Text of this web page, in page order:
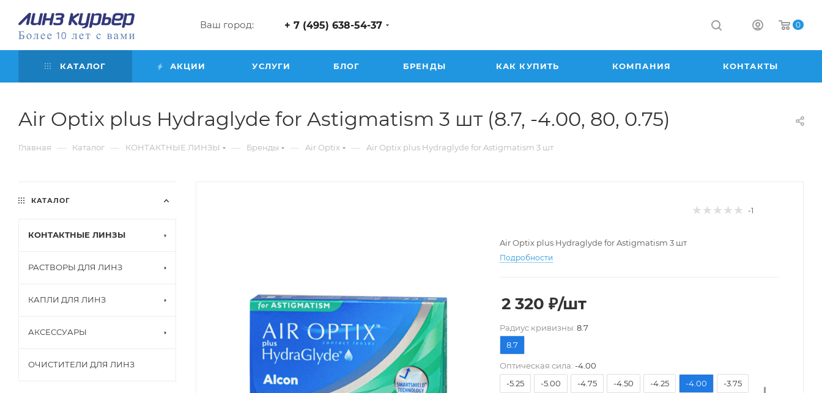
Ваш город: + 7 (495) 638-54-37 0
КАТАЛОГ АКЦИИ УСЛУГИ БЛОГ БРЕНДЫ КАК КУПИТЬ КОМПАНИЯ КОНТАКТЫ
Air Optix plus Hydraglyde for Astigmatism 3 шт (8.7, -4.00, 80, 0.75)
Главная — Каталог — КОНТАКТНЫЕ ЛИНЗЫ — Бренды — Air Optix — Air Optix plus Hydraglyde for Astigmatism 3 шт
-1
Air Optix plus Hydraglyde for Astigmatism 3 шт
Подробности
2 320 ₽/шт
Pадиус кривизны: 8.7
8.7
Оптическая сила: -4.00
-7.00
-5.25 -5.00 -4.75 -4.50 -4.25 -4.00 -3.75
КАТАЛОГ
КОНТАКТНЫЕ ЛИНЗЫ
РАСТВОРЫ ДЛЯ ЛИНЗ
КАПЛИ ДЛЯ ЛИНЗ
АКСЕССУАРЫ
ОЧИСТИТЕЛИ ДЛЯ ЛИНЗ